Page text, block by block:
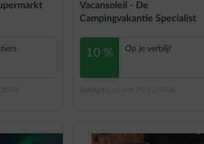
Vacansoleil - De
Campingvakantie Specialist
10 % Op je verblijf